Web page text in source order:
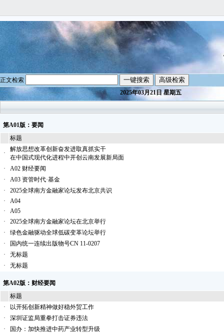
正文检索
2025年03月21日 星期五
第A01版：要闻
标题
·
解放思想改革创新奋发进取真抓实干
在中国式现代化进程中开创云南发展新局面
·
A02 财经要闻
·
A03 资管时代·基金
·
2025全球南方金融家论坛发布北京共识
·
A04
·
A05
·
2025全球南方金融家论坛在北京举行
·
绿色金融驱动全球低碳变革论坛举行
·
国内统一连续出版物号CN 11-0207
·
无标题
·
无标题
第A02版：财经要闻
标题
·
以开拓创新精神做好稳外贸工作
·
深圳证监局重拳打击证券违法
·
国办：加快推进中药产业转型升级